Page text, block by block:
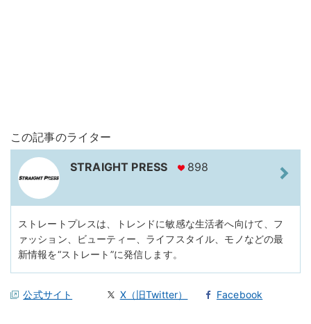
この記事のライター
STRAIGHT PRESS 898
ストレートプレスは、トレンドに敏感な生活者へ向けて、フ
ァッション、ビューティー、ライフスタイル、モノなどの最
新情報を“ストレート”に発信します。
公式サイト X（旧Twitter） Facebook